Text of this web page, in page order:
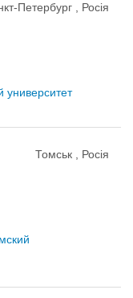
Петербург , Росія
университет
Томськ , Росія